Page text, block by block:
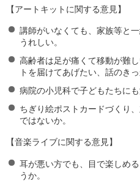
【アートキットに関する意見】
講師がいなくても、家族等と
うれしい。
高齢者は足が痛くて移動が難
トを届けてあげたい、話のきっ
病院の小児科で子どもたちに
ちぎり絵ポストカードづくり
ではないか。
【音楽ライブに関する意見】
耳が悪い方でも、目で楽しめ
うか。